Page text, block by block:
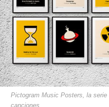
Pictogram Music Posters, la
canciones